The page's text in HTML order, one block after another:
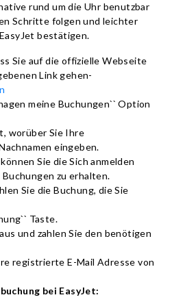
rund um die Uhr benutzbar
Schritte folgen und leichter
bestätigen.
Sie auf die offizielle Webseite
Link gehen-
meine Buchungen`` Option
worüber Sie Ihre
eingeben.
Sie die Sich anmelden
zu erhalten.
Sie die Buchung, die Sie
Taste.
und zahlen Sie den benötigen
registrierte E-Mail Adresse von
bei EasyJet: